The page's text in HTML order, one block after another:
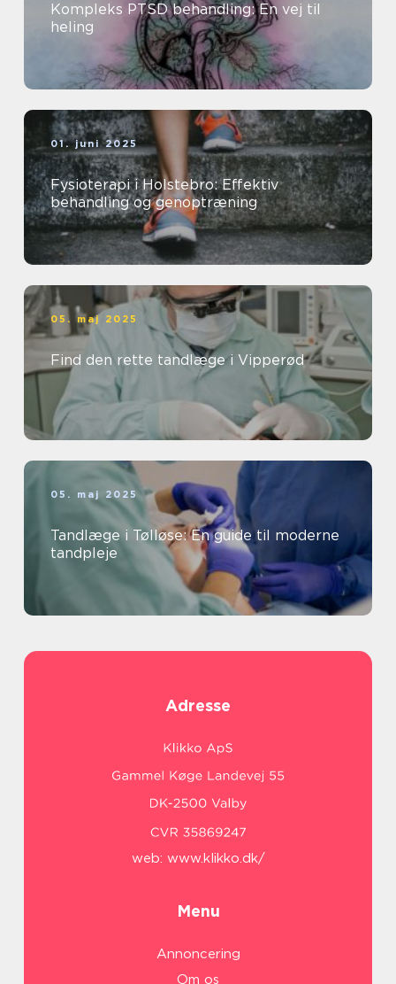
Kompleks PTSD behandling: En vej til
heling
01. juni 2025
Fysioterapi i Holstebro: Effektiv
behandling og genoptræning
05. maj 2025
Find den rette tandlæge i Vipperød
05. maj 2025
Tandlæge i Tølløse: En guide til moderne
tandpleje
Adresse
web: www.klikko.dk/
Menu
Annoncering
Om os